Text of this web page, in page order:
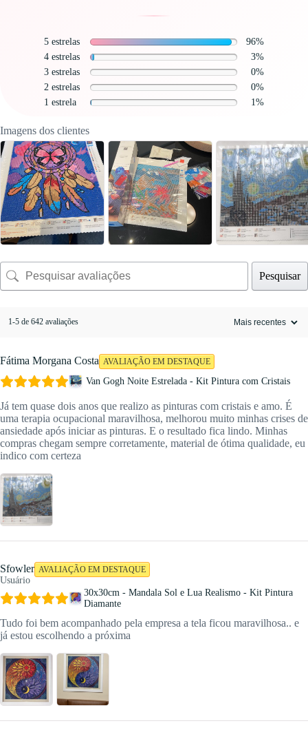
5 estrelas
96%
4 estrelas
3%
3 estrelas
0%
2 estrelas
0%
1 estrela
1%
Imagens dos clientes
Pesquisar
1-5 de 642 avaliações
Fátima Morgana Costa AVALIAÇÃO EM DESTAQUE
Van Gogh Noite Estrelada - Kit Pintura com Cristais
Já tem quase dois anos que realizo as pinturas com cristais e amo. É
uma terapia ocupacional maravilhosa, melhorou muito minhas crises de
ansiedade após iniciar as pinturas. E o resultado fica lindo. Minhas
compras chegam sempre corretamente, material de ótima qualidade, eu
indico com certeza
Sfowler
Usuário
AVALIAÇÃO EM DESTAQUE
30x30cm - Mandala Sol e Lua Realismo - Kit Pintura
Diamante
Tudo foi bem acompanhado pela empresa a tela ficou maravilhosa.. e
já estou escolhendo a próxima